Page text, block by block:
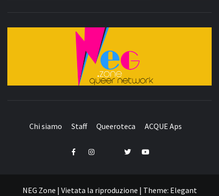
Chi siamo Staff Queeroteca ACQUE Aps
FacebookInstagram TwitterYouTube
NEG Zone | Vietata la riproduzione | Theme: Elegant